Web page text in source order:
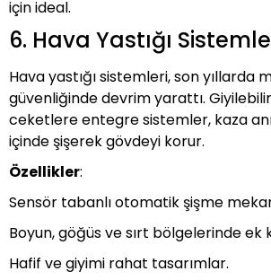
için ideal.
6. Hava Yastığı
Hava yastığı sistemleri, son yıllarda
güvenliğinde devrim yarattı.
ceketlere entegre sistemler, kaza
içinde şişerek gövdeyi korur.
Özellikler:
Sensör tabanlı otomatik şişme
Boyun, göğüs ve sırt bölgelerinde ek
Hafif ve giyimi rahat tasarımlar.